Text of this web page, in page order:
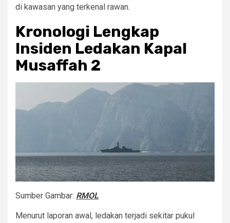
di kawasan yang terkenal rawan.
Kronologi Lengkap
Insiden Ledakan Kapal
Musaffah 2
Sumber Gambar: RMOL
Menurut laporan awal, ledakan terjadi sekitar pukul